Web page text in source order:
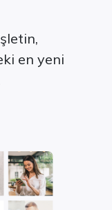
en yeni